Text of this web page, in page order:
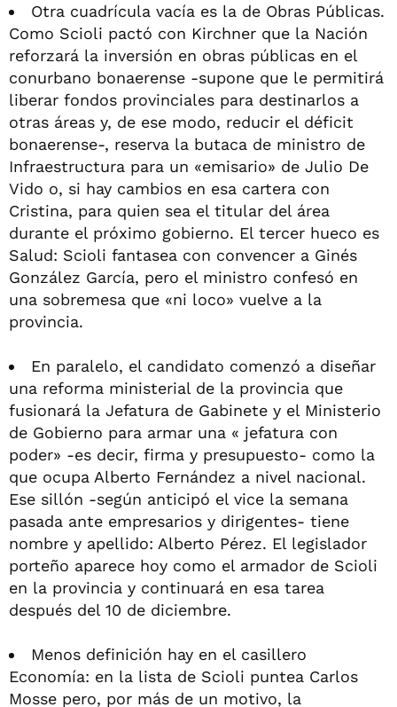
Otra cuadrícula vacía es la de Obras Públicas.
Como Scioli pactó con Kirchner que la Nación
reforzará la inversión en obras públicas en el
conurbano bonaerense -supone que le permitirá
liberar fondos provinciales para destinarlos a
otras áreas y, de ese modo, reducir el déficit
bonaerense-, reserva la butaca de ministro de
Infraestructura para un «emisario» de Julio De
Vido o, si hay cambios en esa cartera con
Cristina, para quien sea el titular del área
durante el próximo gobierno. El tercer hueco es
Salud: Scioli fantasea con convencer a Ginés
González García, pero el ministro confesó en
una sobremesa que «ni loco» vuelve a la
provincia.
En paralelo, el candidato comenzó a diseñar
una reforma ministerial de la provincia que
fusionará la Jefatura de Gabinete y el Ministerio
de Gobierno para armar una « jefatura con
poder» -es decir, firma y presupuesto- como la
que ocupa Alberto Fernández a nivel nacional.
Ese sillón -según anticipó el vice la semana
pasada ante empresarios y dirigentes- tiene
nombre y apellido: Alberto Pérez. El legislador
porteño aparece hoy como el armador de Scioli
en la provincia y continuará en esa tarea
después del 10 de diciembre.
Menos definición hay en el casillero
Economía: en la lista de Scioli puntea Carlos
Mosse pero, por más de un motivo, la